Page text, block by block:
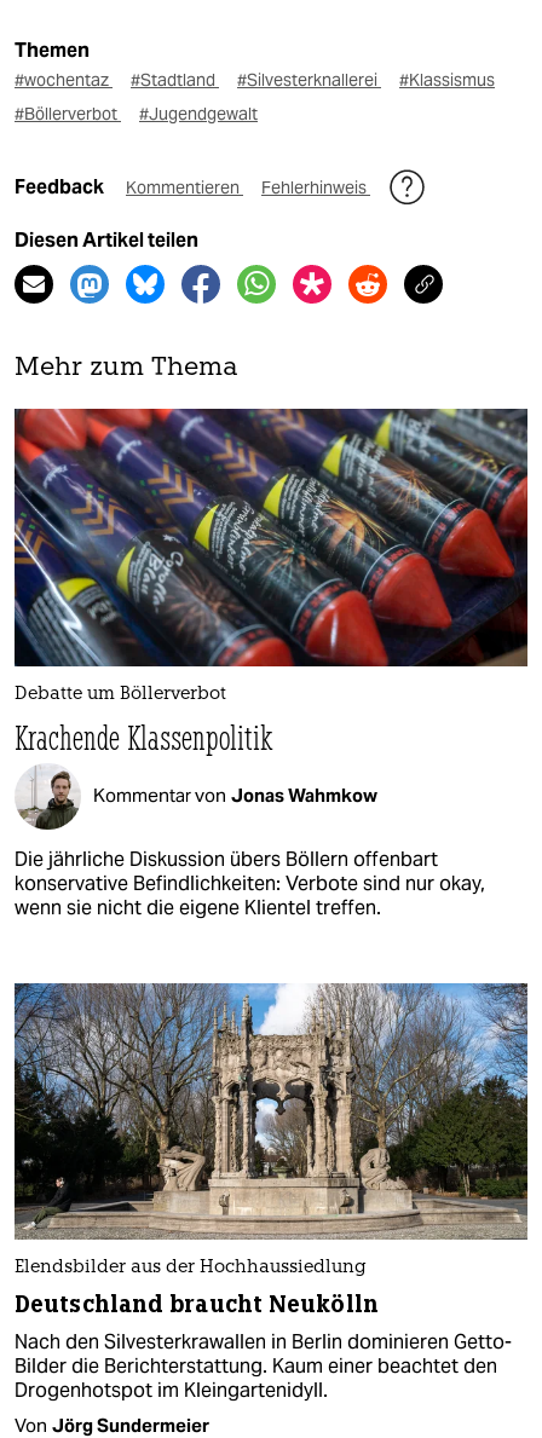
Themen
#wochentaz #Stadtland #Silvesterknallerei
#Klassismus
#Böllerverbot
#Jugendgewalt
Feedback Kommentieren Fehlerhinweis
Diesen Artikel teilen
Mehr zum Thema
Debatte um Böllerverbot
Krachende Klassenpolitik
Kommentar von Jonas Wahmkow
Die jährliche Diskussion übers Böllern offenbart
konservative Befindlichkeiten: Verbote sind nur okay,
wenn sie nicht die eigene Klientel treffen.
Elendsbilder aus der Hochhaussiedlung
Deutschland braucht Neukölln
Nach den Silvesterkrawallen in Berlin dominieren Getto-
Bilder die Berichterstattung. Kaum einer beachtet den
Drogenhotspot im Kleingartenidyll.
Von Jörg Sundermeier